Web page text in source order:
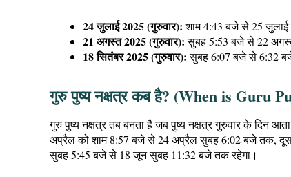
24 जुलाई 2025 (गुरुवार):शाम 4:43 बजे से 25
21 अगस्त 2025 (गुरुवार):सुबह 5:53 बजे से 22
18 सितंबर 2025 (गुरुवार):सुबह 6:07 बजे से 6:32
गुरु पुष्य नक्षत्र कब है? (When is Guru
गुरु पुष्य नक्षत्र तब बनता है जब पुष्य नक्षत्र गुरुवार के दिन
अप्रैल को शाम 8:57 बजे से 24 अप्रैल सुबह 6:02 बजे तक,
सुबह 5:45 बजे से 18 जून सुबह 11:32 बजे तक रहेगा।